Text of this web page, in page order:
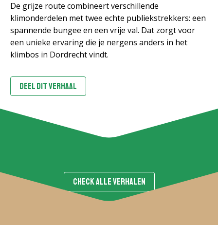
De grijze route combineert verschillende
klimonderdelen met twee echte publiekstrekkers: een
spannende bungee en een vrije val. Dat zorgt voor
een unieke ervaring die je nergens anders in het
klimbos in Dordrecht vindt.
DEEL DIT VERHAAL
CHECK ALLE VERHALEN